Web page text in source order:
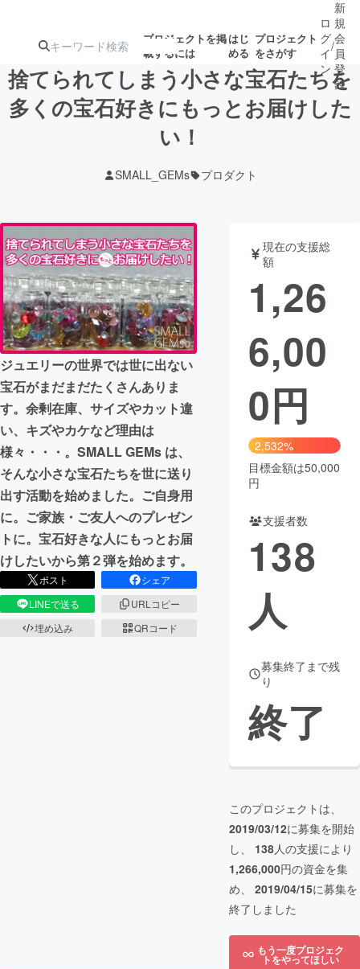
プロジェクトを掲
載するには
はじ
める
プロジェクト
をさがす
注目の新着プロ
テクノロジー・ガジェット
映像・映画 書籍・雑誌
ビジネス・起業 チャレンジ
まちづくり・地域活性化
CAMPFIRE for Social Good
CAMPFIRE Creation
CAMPFIREふるさと納税 machi-ya コミュニティ
ロ
グ
イ
ン
/
新
規
会
員
登
録
捨てられてしまう小さな宝石たちを
多くの宝石好きにもっとお届けした
い！
SMALL_GEMs プロダクト
ジュエリーの世界では世に出ない
宝石がまだまだたくさんありま
す。余剰在庫、サイズやカット違
い、キズやカケなど理由は
様々・・・。SMALL GEMs は、
そんな小さな宝石たちを世に送り
出す活動を始めました。ご自身用
に。ご家族・ご友人へのプレゼン
トに。宝石好きな人にもっとお届
けしたいから第２弾を始めます。
ポスト
シェア
LINEで送る
URLコピー
埋め込み
QRコード
現在の支援総
額
1,26
6,00
0円
2,532%
目標金額は50,000
円
支援者数
138
人
募集終了まで残
り
終了
このプロジェクトは、
2019/03/12に募集を開始
し、 138人の支援により
1,266,000円の資金を集
め、 2019/04/15に募集を
終了しました
もう一度プロジェク
トをやってほしい